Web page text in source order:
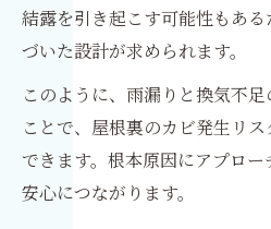
結露を引き起こす可能性もあ
づいた設計が求められます。
このように、雨漏りと換気不
ことで、屋根裏のカビ発生リ
できます。根本原因にアプロ
安心につながります。